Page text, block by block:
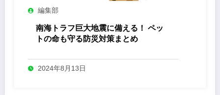
編集部
南海トラフ巨大地震に備える！ ペッ
トの命も守る防災対策まとめ
2024年8月13日